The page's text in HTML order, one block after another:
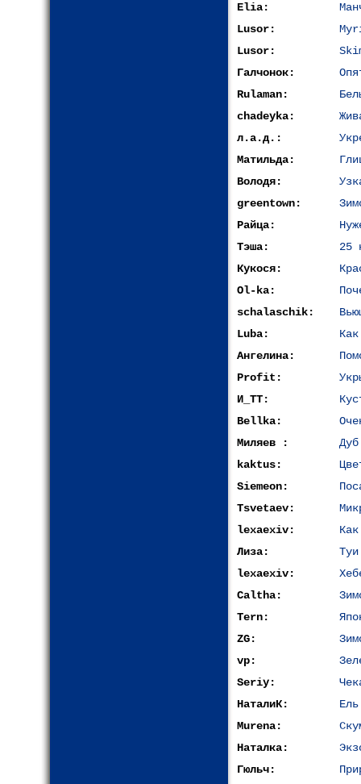
Elia:
Lusor:
Lusor:
Галчонок:
Rulaman:
chadeyka:
л.а.д.:
Матильда:
Володя:
greentown:
Райца:
Тэша:
25
Кукося:
Ol-ka:
schalaschik:
Luba:
Ангелина:
Profit:
И_ТТ:
Bellka:
Миляев :
kaktus:
Siemeon:
Tsvetaev:
lexaexiv:
Лиза:
lexaexiv:
Caltha:
Tern:
ZG:
vp:
Seriy:
НаталиК:
Murena:
Наталка:
Гюльч: